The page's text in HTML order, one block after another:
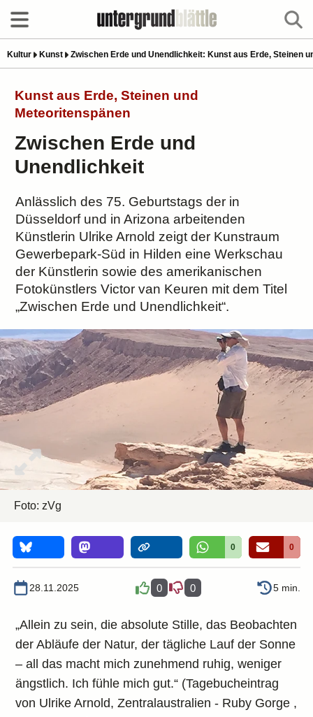
Kultur Kunst Zwischen Erde und Unendlichkeit: Kunst aus Erde, Steinen
Kunst aus Erde, Steinen und
Meteoritenspänen
Zwischen Erde und
Unendlichkeit
Anlässlich des 75. Geburtstags der in
Düsseldorf und in Arizona arbeitenden
Künstlerin Ulrike Arnold zeigt der Kunstraum
Gewerbepark-Süd in Hilden eine Werkschau
der Künstlerin sowie des amerikanischen
Fotokünstlers Victor van Keuren mit dem Titel
„Zwischen Erde und Unendlichkeit“.
Foto: zVg
0 0
28.11.2025 0 0 5 min.
„Allein zu sein, die absolute Stille, das Beobachten
der Abläufe der Natur, der tägliche Lauf der Sonne
– all das macht mich zunehmend ruhig, weniger
ängstlich. Ich fühle mich gut.“ (Tagebucheintrag
von Ulrike Arnold, Zentralaustralien - Ruby Gorge ,